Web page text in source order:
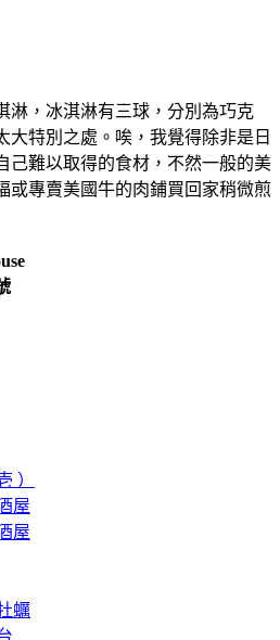
淋，冰淇淋有三球，分別為巧克
大特別之處。唉，我覺得除非是日
己難以取得的食材，不然一般的美
或專賣美國牛的肉鋪買回家稍微煎
）
屋
屋
蠣